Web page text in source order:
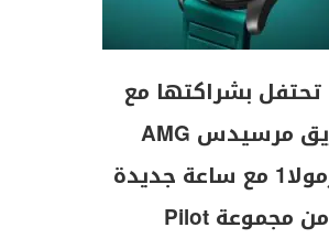
IWC تحتفل بشراكتها مع
فريق مرسيدس AMG
للفورمولا1 مع ساعة جديدة
من مجموعة Pilot